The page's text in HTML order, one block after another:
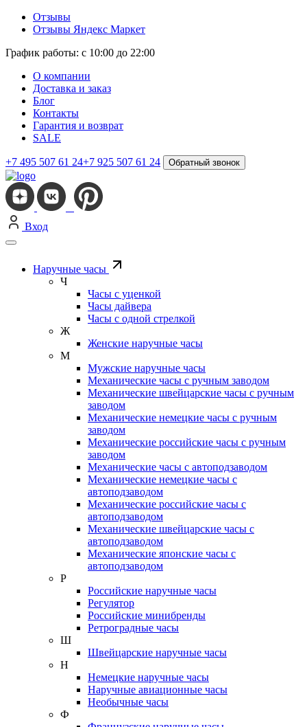
Отзывы
Отзывы Яндекс Маркет
График работы: с 10:00 до 22:00
О компании
Доставка и заказ
Блог
Контакты
Гарантия и возврат
SALE
+7 495 507 61 24+7 925 507 61 24 Обратный звонок
Вход
Наручные часы
Ч
Часы с уценкой
Часы дайвера
Часы с одной стрелкой
Ж
Женские наручные часы
М
Мужские наручные часы
Механические часы с ручным заводом
Механические швейцарские часы с ручным
заводом
Механические немецкие часы с ручным
заводом
Механические российские часы с ручным
заводом
Механические часы с автоподзаводом
Механические немецкие часы с
автоподзаводом
Механические российские часы с
автоподзаводом
Механические швейцарские часы с
автоподзаводом
Механические японские часы с
автоподзаводом
Р
Российские наручные часы
Регулятор
Российские минибренды
Ретроградные часы
Ш
Швейцарские наручные часы
Н
Немецкие наручные часы
Наручные авиационные часы
Необычные часы
Ф